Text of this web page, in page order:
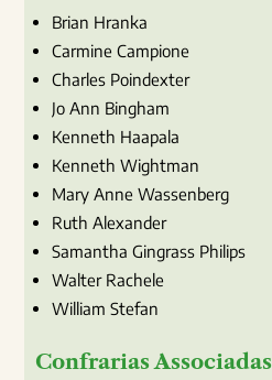
Brian Hranka
Carmine Campione
Charles Poindexter
Jo Ann Bingham
Kenneth Haapala
Kenneth Wightman
Mary Anne Wassenberg
Ruth Alexander
Samantha Gingrass Philips
Walter Rachele
William Stefan
Confrarias Associadas